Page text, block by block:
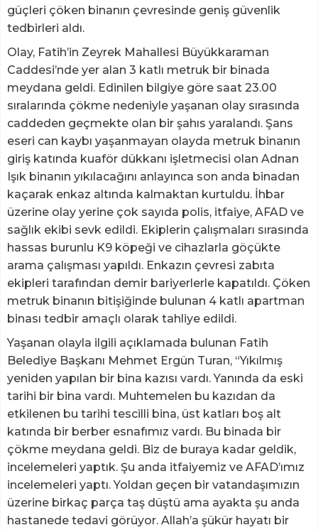
güçleri çöken binanın çevresinde geniş güvenlik
tedbirleri aldı.
Olay, Fatih’in Zeyrek Mahallesi Büyükkaraman
Caddesi’nde yer alan 3 katlı metruk bir binada
meydana geldi. Edinilen bilgiye göre saat 23.00
sıralarında çökme nedeniyle yaşanan olay sırasında
caddeden geçmekte olan bir şahıs yaralandı. Şans
eseri can kaybı yaşanmayan olayda metruk binanın
giriş katında kuaför dükkanı işletmecisi olan Adnan
Işık binanın yıkılacağını anlayınca son anda binadan
kaçarak enkaz altında kalmaktan kurtuldu. İhbar
üzerine olay yerine çok sayıda polis, itfaiye, AFAD ve
sağlık ekibi sevk edildi. Ekiplerin çalışmaları sırasında
hassas burunlu K9 köpeği ve cihazlarla göçükte
arama çalışması yapıldı. Enkazın çevresi zabıta
ekipleri tarafından demir bariyerlerle kapatıldı. Çöken
metruk binanın bitişiğinde bulunan 4 katlı apartman
binası tedbir amaçlı olarak tahliye edildi.
Yaşanan olayla ilgili açıklamada bulunan Fatih
Belediye Başkanı Mehmet Ergün Turan, “Yıkılmış
yeniden yapılan bir bina kazısı vardı. Yanında da eski
tarihi bir bina vardı. Muhtemelen bu kazıdan da
etkilenen bu tarihi tescilli bina, üst katları boş alt
katında bir berber esnafımız vardı. Bu binada bir
çökme meydana geldi. Biz de buraya kadar geldik,
incelemeleri yaptık. Şu anda itfaiyemiz ve AFAD’ımız
incelemeleri yaptı. Yoldan geçen bir vatandaşımızın
üzerine birkaç parça taş düştü ama ayakta şu anda
hastanede tedavi görüyor. Allah’a şükür hayatı bir